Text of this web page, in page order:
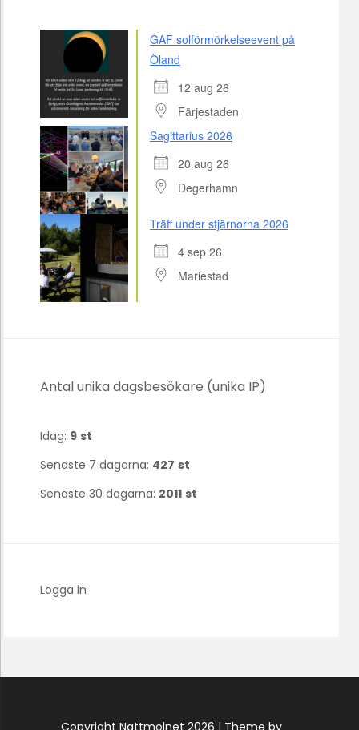
GAF solförmörkelseevent på
Öland
12 aug 26
Färjestaden
Sagittarius 2026
20 aug 26
Degerhamn
Träff under stjärnorna 2026
4 sep 26
Mariestad
Antal unika dagsbesökare (unika IP)
Idag: 9 st
Senaste 7 dagarna: 427 st
Senaste 30 dagarna: 2011 st
Logga in